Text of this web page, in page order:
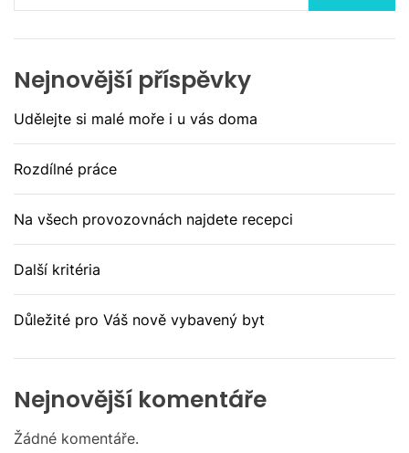
Nejnovější příspěvky
Udělejte si malé moře i u vás doma
Rozdílné práce
Na všech provozovnách najdete recepci
Další kritéria
Důležité pro Váš nově vybavený byt
Nejnovější komentáře
Žádné komentáře.